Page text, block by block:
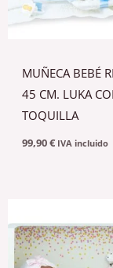
MUÑECA BEBÉ
45 CM. LUKA
TOQUILLA
99,90€ IVA incluido